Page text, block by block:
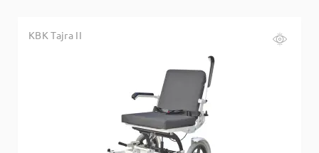
КВК Tajra II